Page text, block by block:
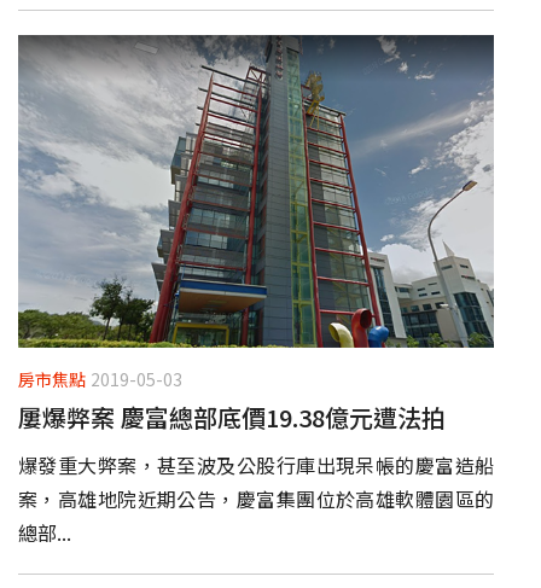
房市焦點 2019-05-03
屢爆弊案 慶富總部底價19.38億元遭法拍
爆發重大弊案，甚至波及公股行庫出現呆帳的慶富造船
案，高雄地院近期公告，慶富集團位於高雄軟體園區的
總部...